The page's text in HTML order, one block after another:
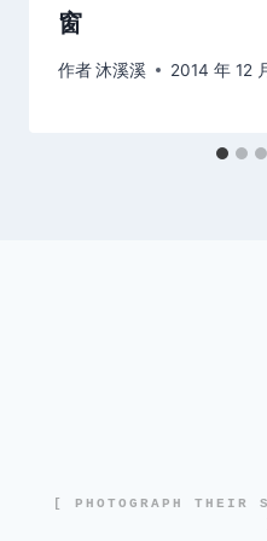
窗
作者沐溪溪 2014 年 12
[ PHOTOGRAPH THEIR